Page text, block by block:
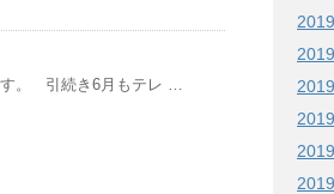
す。 引続き6月もテレ …